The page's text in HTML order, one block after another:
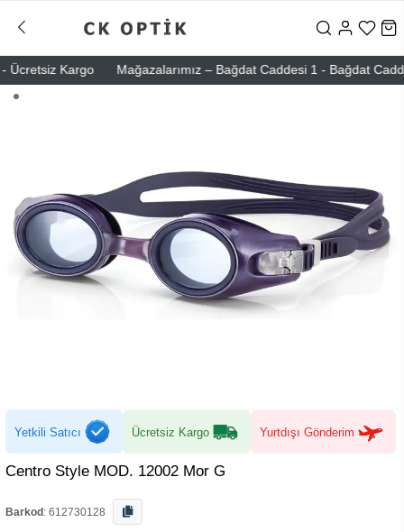
Kargo Mağazalarımız – Bağdat Caddesi 1 - Bağdat
Yetkili Satıcı Ücretsiz Kargo Yurtdışı Gönderim
Centro Style MOD. 12002 Mor G
Barkod : 612730128